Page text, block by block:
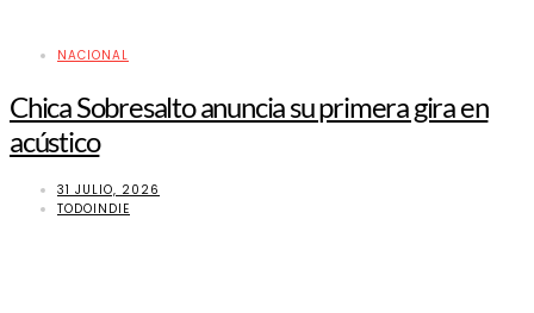
NACIONAL
Chica Sobresalto anuncia su primera gira en
acústico
31 JULIO, 2026
TODOINDIE